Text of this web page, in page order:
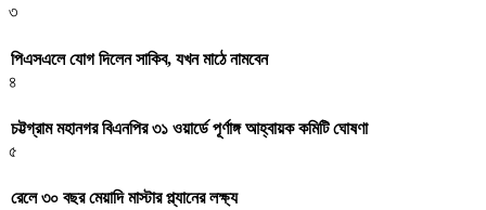
৩
পিএসএলে যোগ দিলেন সাকিব, যখন মাঠে নামবেন
৪
চট্টগ্রাম মহানগর বিএনপির ৩১ ওয়ার্ডে পূর্ণাঙ্গ আহ্বায়ক কমিটি ঘোষণা
৫
রেলে ৩০ বছর মেয়াদি মাস্টার প্ল্যানের লক্ষ্য